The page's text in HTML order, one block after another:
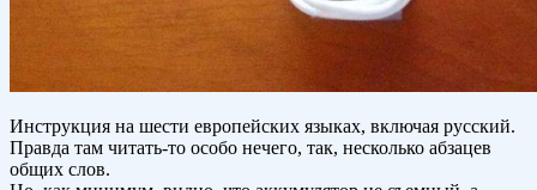
Инструкция на шести европейских языках, включая русский.
Правда там читать-то особо нечего, так, несколько абзацев
общих слов.